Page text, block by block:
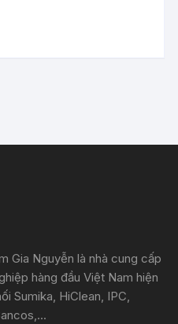
Gia Nguyễn là nhà cung cấp
hàng đầu Việt Nam hiện
Sumika, HiClean, IPC,